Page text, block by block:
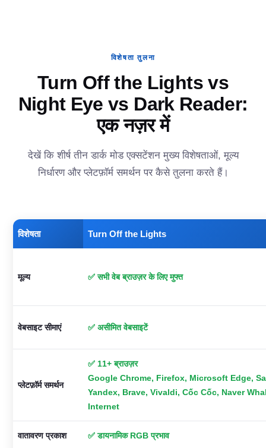
विशेषता तुलना
Turn Off the Lights vs
Night Eye vs Dark Reader:
एक नज़र में
देखें कि शीर्ष तीन डार्क मोड एक्सटेंशन मुख्य विशेषताओं, मूल्य
निर्धारण और प्लेटफ़ॉर्म समर्थन पर कैसे तुलना करते हैं।
विशेषता Turn Off the Lights
मूल्य ✅ सभी वेब ब्राउज़र के लिए मुफ्त
वेबसाइट सीमाएं ✅ असीमित वेबसाइटें
प्लेटफ़ॉर्म समर्थन
✅ 11+ ब्राउज़र
Google Chrome, Firefox, Microsoft Edge,
Yandex, Brave, Vivaldi, Cốc Cốc, Naver
Internet
वातावरण प्रकाश ✅ डायनामिक RGB प्रभाव